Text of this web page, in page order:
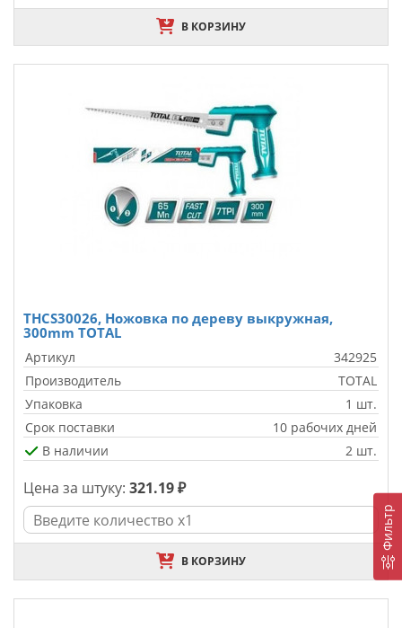
Фильтр
В КОРЗИНУ
THCS30026, Ножовка по дереву выкружная,
300mm TOTAL
Артикул
342925
Производитель
TOTAL
Упаковка
1 шт.
Срок поставки
10 рабочих дней
В наличии
2 шт.
Цена за штуку: 321.19 ₽
В КОРЗИНУ